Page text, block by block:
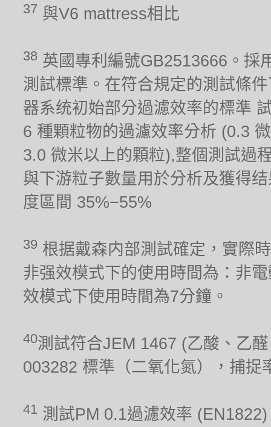
37 與V6 mattress相比
38 英國專利編號GB2513666。採
測試標準。在符合規定的測試條
器系统初始部分過濾效率的標準
6 種顆粒物的過濾效率分析 (0.3
3.0 微米以上的顆粒),整個測試過
與下游粒子數量用於分析及獲得
度區間 35%−55%
39 根据戴森内部測試確定，實際
非强效模式下的使用時間為：非
效模式下使用時間為7分鐘。
40測試符合JEM 1467 (乙酸、乙
003282 標準（二氧化氮），捕捉
41 測試PM 0.1過濾效率 (EN1822)